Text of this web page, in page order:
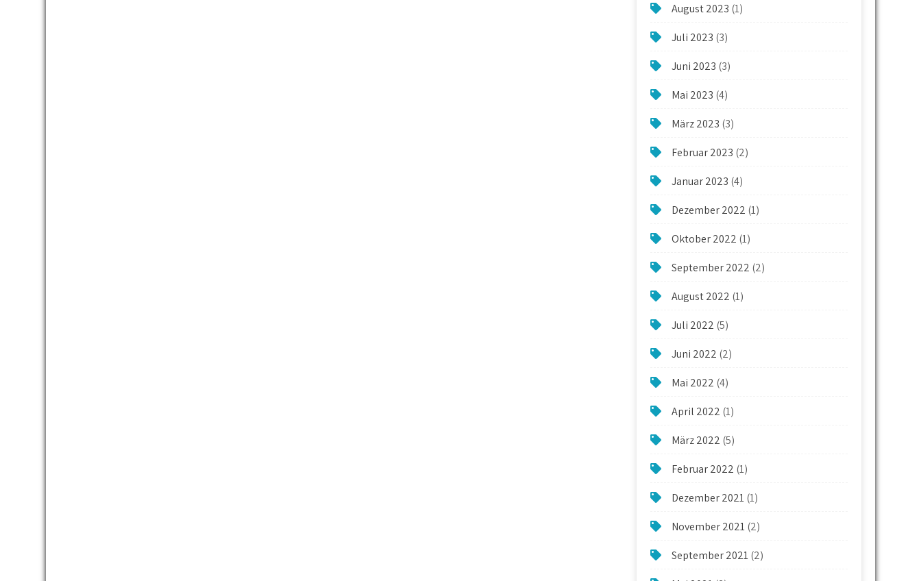
August 2023 (1)
Juli 2023 (3)
Juni 2023 (3)
Mai 2023 (4)
März 2023 (3)
Februar 2023 (2)
Januar 2023 (4)
Dezember 2022 (1)
Oktober 2022 (1)
September 2022 (2)
August 2022 (1)
Juli 2022 (5)
Juni 2022 (2)
Mai 2022 (4)
April 2022 (1)
März 2022 (5)
Februar 2022 (1)
Dezember 2021(1)
November 2021(2)
September 2021(2)